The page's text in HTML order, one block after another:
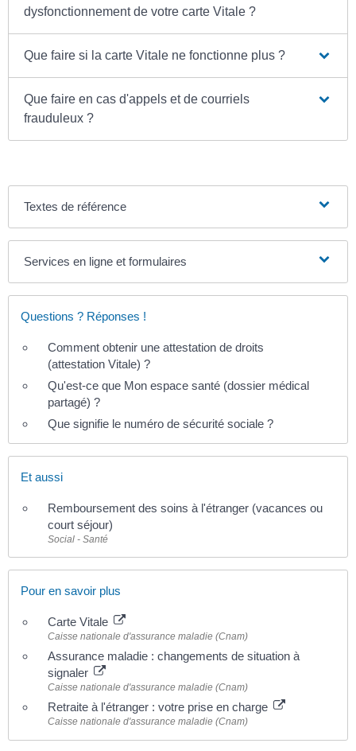
dysfonctionnement de votre carte Vitale ?
Que faire si la carte Vitale ne fonctionne plus ?
Que faire en cas d'appels et de courriels
frauduleux ?
Textes de référence
Services en ligne et formulaires
Questions ? Réponses !
Comment obtenir une attestation de droits
(attestation Vitale) ?
Qu'est-ce que Mon espace santé (dossier médical
partagé) ?
Que signifie le numéro de sécurité sociale ?
Et aussi
Remboursement des soins à l'étranger (vacances ou
court séjour)
Social - Santé
Pour en savoir plus
Carte Vitale
Caisse nationale d'assurance maladie (Cnam)
Assurance maladie : changements de situation à
signaler
Caisse nationale d'assurance maladie (Cnam)
Retraite à l'étranger : votre prise en charge
Caisse nationale d'assurance maladie (Cnam)